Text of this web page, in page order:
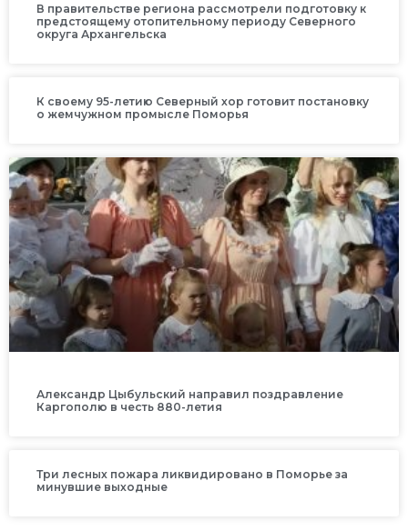
В правительстве региона рассмотрели подготовку к
предстоящему отопительному периоду Северного
округа Архангельска
К своему 95-летию Северный хор готовит постановку
о жемчужном промысле Поморья
Александр Цыбульский направил поздравление
Каргополю в честь 880-летия
Три лесных пожара ликвидировано в Поморье за
минувшие выходные